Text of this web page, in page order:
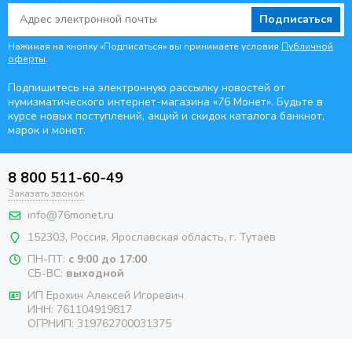
Подписаться
Нажимая на кнопку «Подписаться» вы принимаете условия Публичной
оферты.
Подпишитесь на электронную рассылку новостей от
нумизматического интернет-магазина «76 Монет». Будьте в
курсе новых поступлений, акций и скидок каталога банкнот,
марок и монет.
8 800 511-60-49
Заказать звонок
info@76monet.ru
152303, Россия, Ярославская область, г. Тутаев
ПН-ПТ: с 9:00 до 17:00
СБ-ВС: выходной
ИП Ерохин Алексей Игоревич
ИНН: 761104919817
ОГРНИП: 319762700031375